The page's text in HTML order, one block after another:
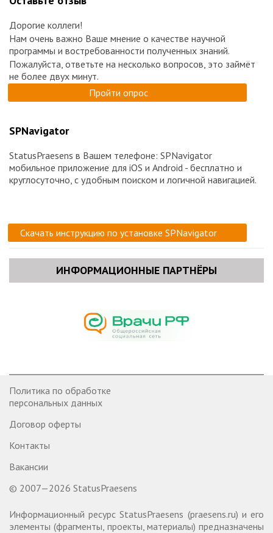
Дорогие коллеги!
Нам очень важно Ваше мнение о качестве научной
программы и востребованности полученных знаний.
Пожалуйста, ответьте на несколько вопросов, это займёт
не более двух минут.
Пройти опрос
SPNavigator
StatusPraesens в Вашем телефоне: SPNavigator
мобильное приложение для iOS и Android - бесплатно и
круглосуточно, с удобным поиском и логичной навигацией.
Скачать инструкцию по установке SPNavigator
ИНФОРМАЦИОННЫЕ ПАРТНЁРЫ
Политика по обработке
персональных данных
Договор оферты
Контакты
Вакансии
© 2007—2026 StatusPraesens
Информационный ресурс StatusPraesens (praesens.ru) и его
элементы (фрагменты, проекты, материалы) предназначены